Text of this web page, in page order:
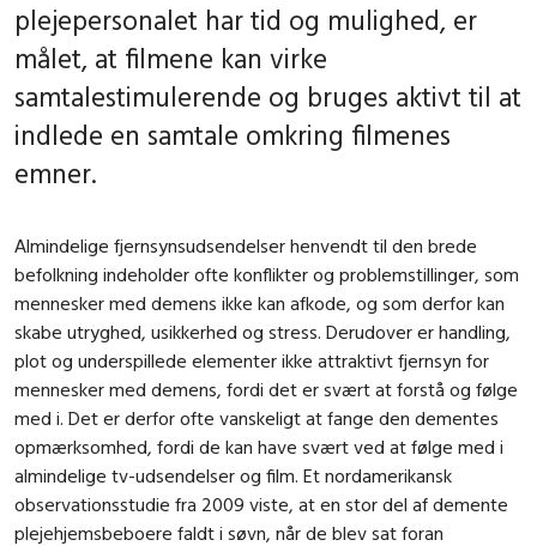
plejepersonalet har tid og mulighed, er
målet, at filmene kan virke
samtalestimulerende og bruges aktivt til at
indlede en samtale omkring filmenes
emner.
Almindelige fjernsynsudsendelser henvendt til den brede
befolkning indeholder ofte konflikter og problemstillinger, som
mennesker med demens ikke kan afkode, og som derfor kan
skabe utryghed, usikkerhed og stress. Derudover er handling,
plot og underspillede elementer ikke attraktivt fjernsyn for
mennesker med demens, fordi det er svært at forstå og følge
med i. Det er derfor ofte vanskeligt at fange den dementes
opmærksomhed, fordi de kan have svært ved at følge med i
almindelige tv-udsendelser og film. Et nordamerikansk
observationsstudie fra 2009 viste, at en stor del af demente
plejehjemsbeboere faldt i søvn, når de blev sat foran